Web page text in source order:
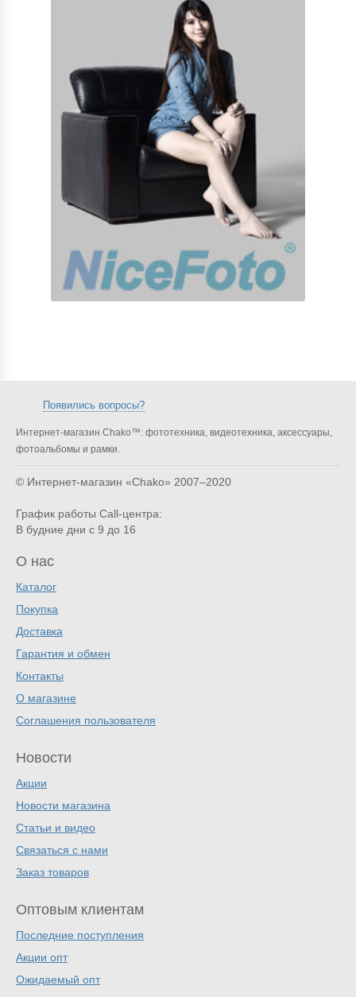
Появились вопросы?
Интернет-магазин Chako™: фототехника, видеотехника, аксессуары,
фотоальбомы и рамки.
© Интернет-магазин «Chako» 2007–2020
График работы Call-центра:
В будние дни с 9 до 16
О нас
Каталог
Покупка
Доставка
Гарантия и обмен
Контакты
О магазине
Соглашения пользователя
Новости
Акции
Новости магазина
Статьи и видео
Связаться с нами
Заказ товаров
Оптовым клиентам
Последние поступления
Акции опт
Ожидаемый опт